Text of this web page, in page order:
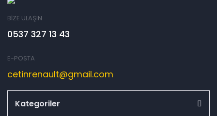
BİZE ULAŞIN
0537 327 13 43
E-POSTA
cetinrenault@gmail.com
Kategoriler